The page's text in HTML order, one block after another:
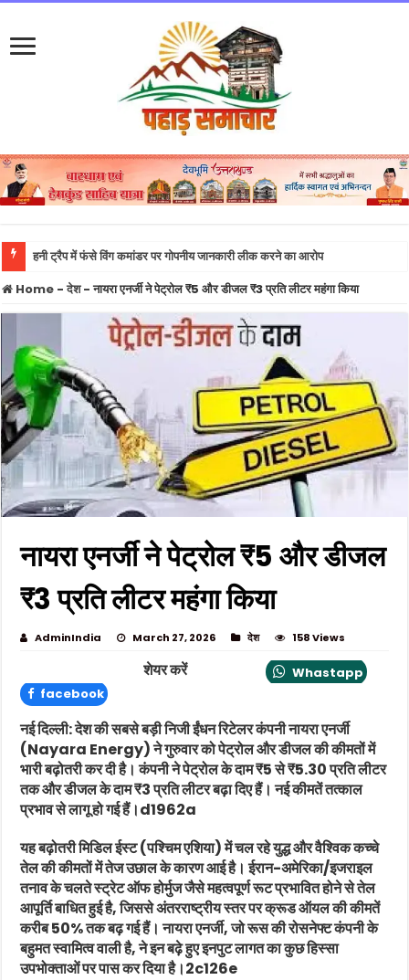
हनी ट्रैप में फंसे विंग कमांडर पर गोपनीय जानकारी लीक करने का आरोप
Home - देश- नायरा एनर्जी ने पेट्रोल ₹5 और डीजल ₹3 प्रति लीटर महंगा किया
नायरा एनर्जी ने पेट्रोल ₹5 और डीजल
₹3 प्रति लीटर महंगा किया
AdminIndia March 27, 2026 देश 158 Views
शेयर करें
Whastapp
facebook
नई दिल्ली:देश की सबसे बड़ी निजी ईंधन रिटेलर कंपनी नायरा एनर्जी
(Nayara Energy) ने गुरुवार को पेट्रोल और डीजल की कीमतों में
भारी बढ़ोतरी कर दी है। कंपनी ने पेट्रोल के दाम ₹5 से ₹5.30 प्रति लीटर
तक और डीजल के दाम ₹3 प्रति लीटर बढ़ा दिए हैं। नई कीमतें तत्काल
प्रभाव से लागू हो गई हैं।d1962a
यह बढ़ोतरी मिडिल ईस्ट (पश्चिम एशिया) में चल रहे युद्ध और वैश्विक कच्चे
तेल की कीमतों में तेज उछाल के कारण आई है। ईरान-अमेरिका/इजराइल
तनाव के चलते स्ट्रेट ऑफ होर्मुज जैसे महत्वपूर्ण रूट प्रभावित होने से तेल
आपूर्ति बाधित हुई है, जिससे अंतरराष्ट्रीय स्तर पर क्रूड ऑयल की कीमतें
करीब 50% तक बढ़ गई हैं। नायरा एनर्जी, जो रूस की रोसनेफ्ट कंपनी के
बहुमत स्वामित्व वाली है, ने इन बढ़े हुए इनपुट लागत का कुछ हिस्सा
उपभोक्ताओं पर पास कर दिया है।2c126e